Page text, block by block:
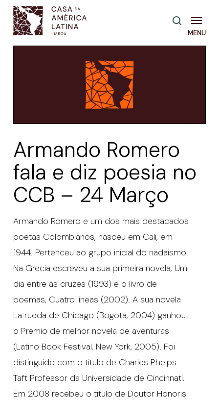
Skip
main
pesquisa
Menu
Armando Romero
fala e diz poesia no
CCB – 24 Março
Armando Romero e um dos mais destacados
poetas Colombianos, nasceu em Cali, em
1944. Pertenceu ao grupo inicial do nadaismo.
Na Grecia escreveu a sua primeira novela, Um
dia entre as cruzes (1993) e o livro de
poemas, Cuatro líneas (2002). A sua novela
La rueda de Chicago (Bogota, 2004) ganhou
o Premio de melhor novela de aventuras
(Latino Book Festival, New York, 2005). Foi
distinguido com o titulo de Charles Phelps
Taft Professor da Universidade de Cincinnati.
Em 2008 recebeu o titulo de Doutor Honoris